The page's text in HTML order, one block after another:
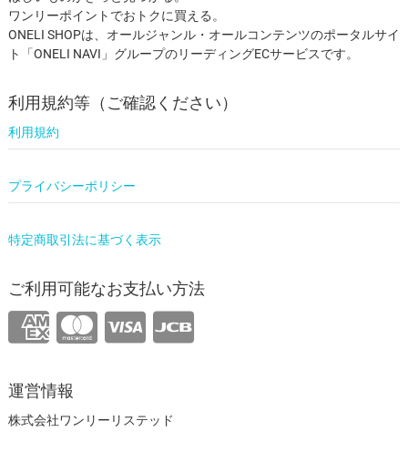
ワンリーポイントでおトクに買える。
ONELI SHOPは、オールジャンル・オールコンテンツのポータルサイ
ト「ONELI NAVI」グループのリーディングECサービスです。
利用規約等（ご確認ください）
利用規約
プライバシーポリシー
特定商取引法に基づく表示
ご利用可能なお支払い方法
運営情報
株式会社ワンリーリステッド